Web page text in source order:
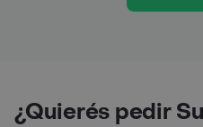
¿Quierés pedir